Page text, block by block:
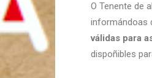
O Tenente de
informándoas
válidas para
dispoñibles